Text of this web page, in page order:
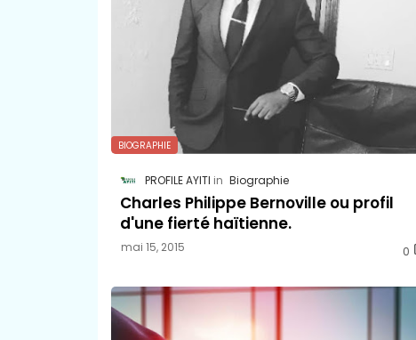
BIOGRAPHIE
PROFILE AYITI Biographie
Charles Philippe Bernoville ou profil
d'une fierté haïtienne.
mai 15, 2015 0